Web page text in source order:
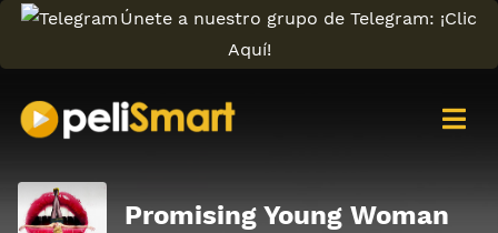
Únete a nuestro grupo de Telegram: ¡Clic
Aquí!
Promising Young Woman